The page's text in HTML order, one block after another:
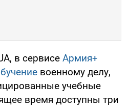
в сервисе Армия+
военному делу,
учебные
время доступны три